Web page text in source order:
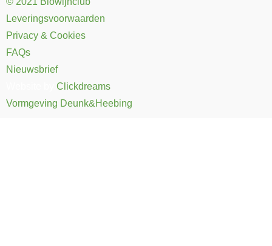
Leveringsvoorwaarden
Privacy & Cookies
FAQs
Nieuwsbrief
Clickdreams
Vormgeving Deunk&Heebing